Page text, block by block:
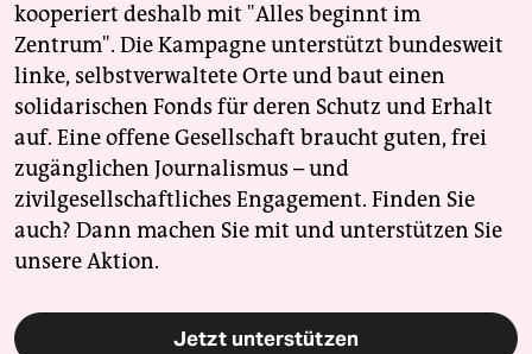
kooperiert deshalb mit "Alles beginnt im
Zentrum". Die Kampagne unterstützt bundesweit
linke, selbstverwaltete Orte und baut einen
solidarischen Fonds für deren Schutz und Erhalt
auf. Eine offene Gesellschaft braucht guten, frei
zugänglichen Journalismus – und
zivilgesellschaftliches Engagement. Finden Sie
auch? Dann machen Sie mit und unterstützen Sie
unsere Aktion.
Jetzt unterstützen